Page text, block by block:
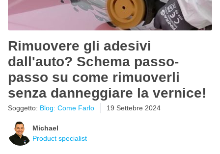
Rimuovere gli adesivi
dall'auto? Schema passo-
passo su come rimuoverli
senza danneggiare la vernice!
Soggetto: Blog: Come Farlo 19 Settebre 2024
Michael
Product specialist